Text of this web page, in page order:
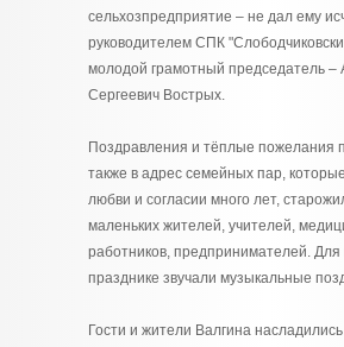
сельхозпредприятие – не дал ему
руководителем СПК
молодой грамотный председатель –
Сергеевич Вострых.
Поздравления и тёплые пожелания
также в адрес семейных пар,
любви и согласии много лет,
маленьких жителей, учителей,
работников, предпринимателей. Для
празднике звучали музыкальные
Гости и жители Валгина насладились